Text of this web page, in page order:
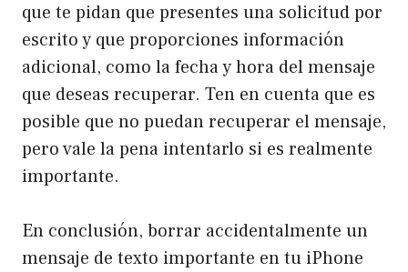
que te pidan que presentes una solicitud por
escrito y que proporciones información
adicional, como la fecha y hora del mensaje
que deseas recuperar. Ten en cuenta que es
posible que no puedan recuperar el mensaje,
pero vale la pena intentarlo si es realmente
importante.
En conclusión, borrar accidentalmente un
mensaje de texto importante en tu iPhone